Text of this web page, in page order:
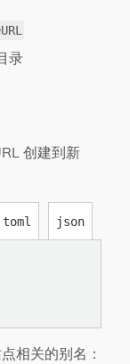
录
创建到新
toml json
相关的别名：